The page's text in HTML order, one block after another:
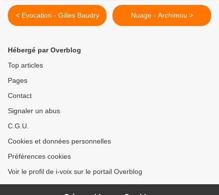
< Evocation - Gilles Baudry Nuage - Archimou >
Hébergé par Overblog
Top articles
Pages
Contact
Signaler un abus
C.G.U.
Cookies et données personnelles
Préférences cookies
Voir le profil de i-voix sur le portail Overblog